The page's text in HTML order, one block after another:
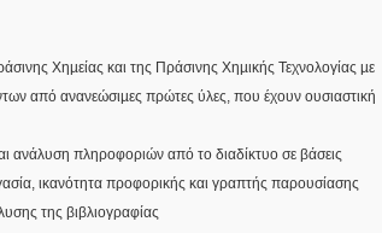
Χηµείας και της Πράσινης Χηµικής Τεχνολογίας µε
από ανανεώσιµες πρώτες ύλες, που έχουν ουσιαστική
ανάλυση πληροφοριών από το διαδίκτυο σε βάσεις
ικανότητα προφορικής και γραπτής παρουσίασης